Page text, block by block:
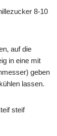
8-10
auf die
in eine mit
geben
lassen.
steif